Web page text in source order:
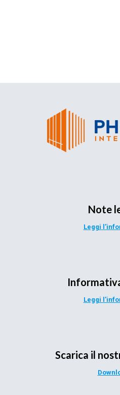
Note
Leggi
Leggi
Scarica il